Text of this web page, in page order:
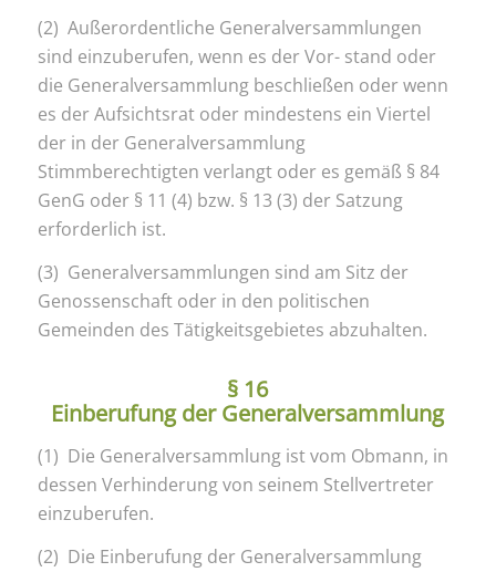
(2) Außerordentliche Generalversammlungen
sind einzuberufen, wenn es der Vor- stand oder
die Generalversammlung beschließen oder wenn
es der Aufsichtsrat oder mindestens ein Viertel
der in der Generalversammlung
Stimmberechtigten verlangt oder es gemäß § 84
GenG oder § 11 (4) bzw. § 13 (3) der Satzung
erforderlich ist.
(3) Generalversammlungen sind am Sitz der
Genossenschaft oder in den politischen
Gemeinden des Tätigkeitsgebietes abzuhalten.
§ 16
Einberufung der Generalversammlung
(1) Die Generalversammlung ist vom Obmann, in
dessen Verhinderung von seinem Stellvertreter
einzuberufen.
(2) Die Einberufung der Generalversammlung